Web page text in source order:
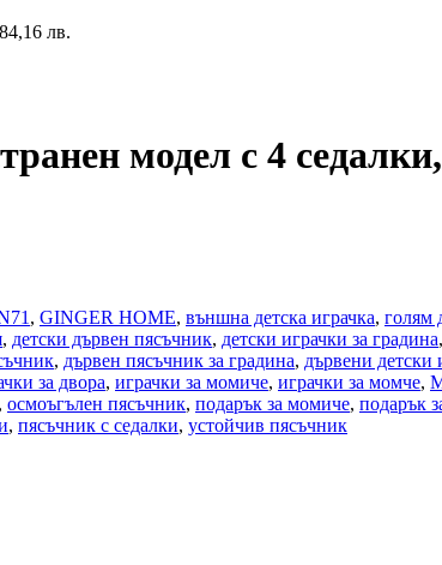
лв.
модел с 4
, GINGER HOME, външна детска играчка, голям
, детски дървен пясъчник, детски играчки за градина,
, дървен пясъчник за градина, дървени детски
за двора, играчки за момиче, играчки за момче,
, осмоъгълен пясъчник, подарък за момиче, подарък
, пясъчник с седалки, устойчив пясъчник